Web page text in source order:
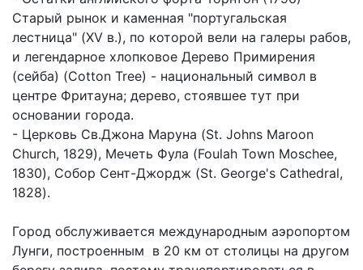
Старый рынок и каменная "португальская
лестница" (XV в.), по которой вели на галеры рабов,
и легендарное хлопковое Дерево Примирения
(сейба) (Cotton Tree) - национальный символ в
центре Фритауна; дерево, стоявшее тут при
основании города.
- Церковь Св.Джона Маруна (St. Johns Maroon
Church, 1829), Мечеть Фула (Foulah Town Moschee,
1830), Собор Сент-Джордж (St. George's Cathedral,
1828).
Город обслуживается международным аэропортом
Лунги, построенным в 20 км от столицы на другом